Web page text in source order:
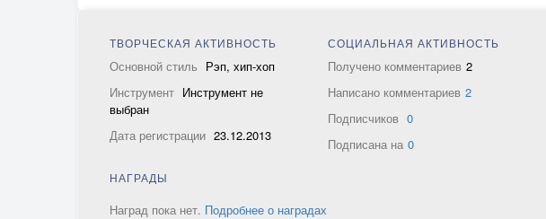
ТВОРЧЕСКАЯ АКТИВНОСТЬ
Основной стиль Рэп, хип-хоп
Инструмент Инструмент не
выбран
Дата регистрации 23.12.2013
СОЦИАЛЬНАЯ АКТИВНОСТЬ
Получено комментариев 2
Написано комментариев 2
Подписчиков 0
Подписана на 0
НАГРАДЫ
Наград пока нет. Подробнее о наградах